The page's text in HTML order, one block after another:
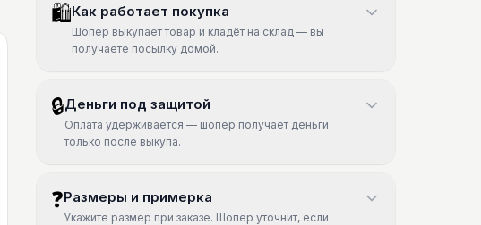
🛍Как работает покупка
Шопер выкупает товар и кладёт на склад — вы
получаете посылку домой.
🔒Деньги под защитой
Оплата удерживается — шопер получает деньги
только после выкупа.
❓Размеры и примерка
Укажите размер при заказе. Шопер уточнит, если